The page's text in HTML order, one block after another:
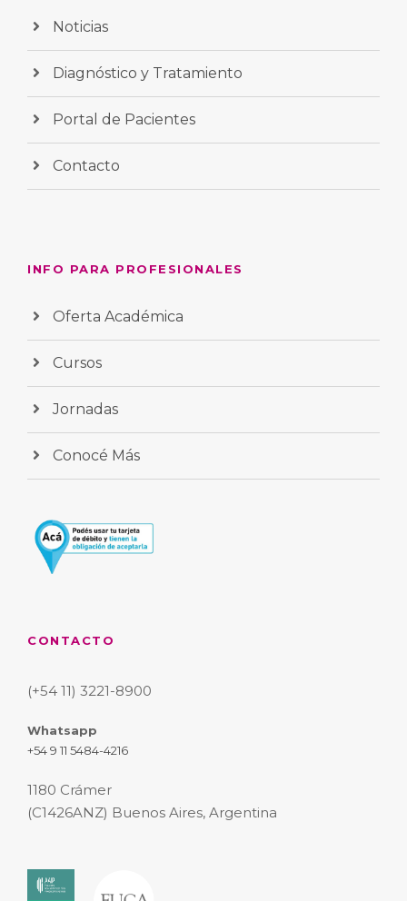
Noticias
Diagnóstico y Tratamiento
Portal de Pacientes
Contacto
INFO PARA PROFESIONALES
Oferta Académica
Cursos
Jornadas
Conocé Más
CONTACTO
(+54 11) 3221-8900
Whatsapp
+54 9 11 5484-4216
1180 Crámer
(C1426ANZ) Buenos Aires, Argentina